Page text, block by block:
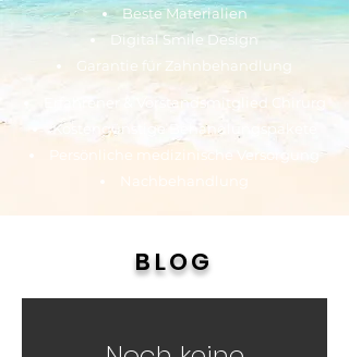
Beste Materialien
Digital Smile Design
Garantie für Zahnbehandlung
Erfahrener & Vorstandsmitglied Chirurg
Kostengünstige Behandlungspakete
Persönliche medizinische Versorgung
BLOG